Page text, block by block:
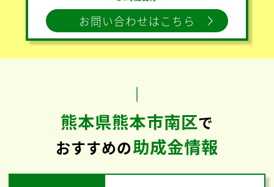
お問い合わせはこちら
熊本県熊本市南区で
おすすめの助成金情報